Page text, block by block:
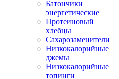
Батончики
энергетические
Протеиновый
хлебцы
Сахарозаменители
Низкокалорийные
джемы
Низкокалорийные
топинги